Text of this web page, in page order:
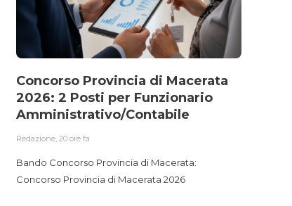
Concorso Provincia di Macerata
2026: 2 Posti per Funzionario
Amministrativo/Contabile
Redazione ,20 ore fa
Bando Concorso Provincia di Macerata:
Concorso Provincia di Macerata 2026